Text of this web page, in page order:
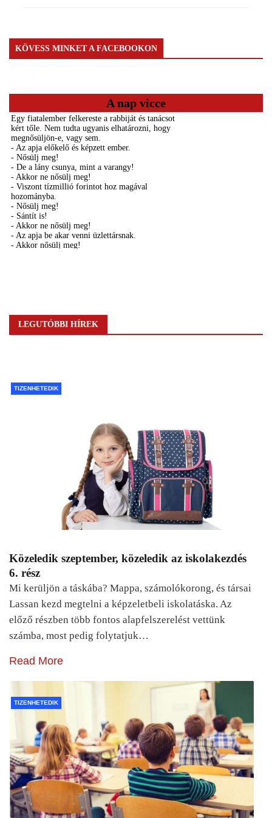
KÖVESS MINKET A FACEBOOKON
A nap vicce
LEGUTÓBBI HÍREK
TIZENHETEDIK
Közeledik szeptember, közeledik az iskolakezdés
6. rész
Mi kerüljön a táskába? Mappa, számolókorong, és társai
Lassan kezd megtelni a képzeletbeli iskolatáska. Az
előző részben több fontos alapfelszerelést vettünk
számba, most pedig folytatjuk…
Read More
TIZENHETEDIK